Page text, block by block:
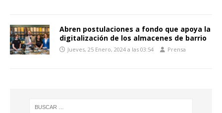
Abren postulaciones a fondo que apoya la
digitalización de los almacenes de barrio
Jueves, 25 Enero, 2024 a las 03:54 Prensa